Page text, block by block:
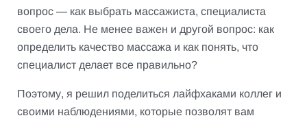
вопрос — как выбрать массажиста, специалиста
своего дела. Не менее важен и другой вопрос: как
определить качество массажа и как понять, что
специалист делает все правильно?
Поэтому, я решил поделиться лайфхаками коллег и
своими наблюдениями, которые позволят вам